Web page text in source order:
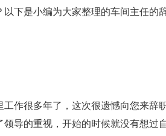
下是小编为大家整理的车间主任的
作很多年了，这次很遗憾向您来辞
领导的重视，开始的时候就没有想过